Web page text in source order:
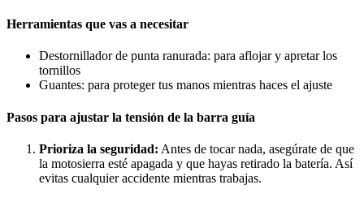
Herramientas que vas a necesitar
Destornillador de punta ranurada: para aflojar y apretar los
tornillos
Guantes: para proteger tus manos mientras haces el ajuste
Pasos para ajustar la tensión de la barra guía
Prioriza la seguridad: Antes de tocar nada, asegúrate de que
la motosierra esté apagada y que hayas retirado la batería. Así
evitas cualquier accidente mientras trabajas.